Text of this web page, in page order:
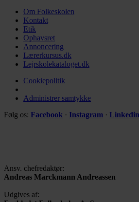
Om Folkeskolen
Kontakt
Etik
Ophavsret
Annoncering
Lærerkursus.dk
Lejrskolekataloget.dk
Cookiepolitik
Administrer samtykke
Følg os: Facebook · Instagram · Linkedin
Ansv. chefredaktør:
Andreas Marckmann Andreassen
Udgives af: